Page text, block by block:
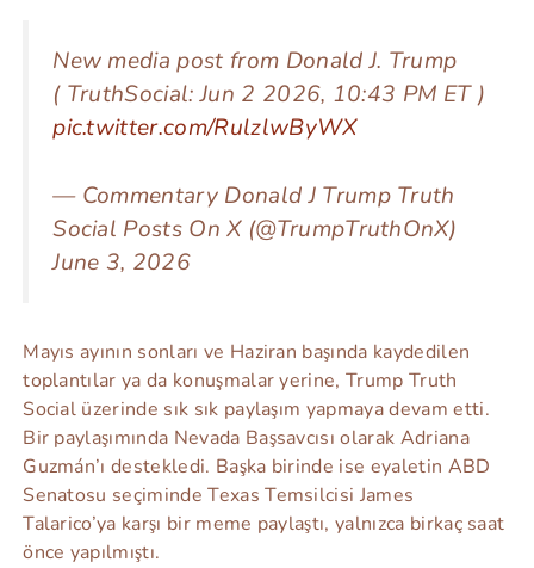
New media post from Donald J. Trump
( TruthSocial: Jun 2 2026, 10:43 PM ET )​​​‍​​‌‍​​‌‍​​​​​​​‌‍​​​​​​​‌‍​​​​​​​​​‌‍​​​​‌‍​​​​​​​​​‌‍​​​​​​​​‌‍​​​​‌‍​​​​​​​​​‌‍​​​​​‌‍​​​​‌‍​​​​​​​​​​‌‍​​​‌‍​​​​​​​​‌‍​​​​‌‍​​​​‌‍
pic.twitter.com/RulzlwByWX
— Commentary Donald J Trump Truth
Social Posts On X (@TrumpTruthOnX)
June 3, 2026
Mayıs ayının sonları ve Haziran başında kaydedilen
toplantılar ya da konuşmalar yerine, Trump Truth
Social üzerinde sık sık paylaşım yapmaya devam etti.
Bir paylaşımında Nevada Başsavcısı olarak Adriana
Guzmán’ı destekledi. Başka birinde ise eyaletin ABD
Senatosu seçiminde Texas Temsilcisi James
Talarico’ya karşı bir meme paylaştı, yalnızca birkaç saat
önce yapılmıştı.